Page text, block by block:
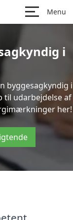
Menu
i
byggesagkyndig i
til udarbejdelse af
her!